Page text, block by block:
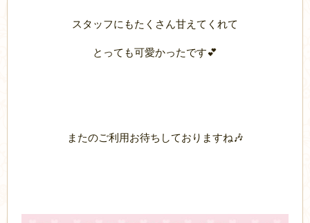
スタッフにもたくさん甘えてくれて
とっても可愛かったです💕
またのご利用お待ちしておりますね🎶